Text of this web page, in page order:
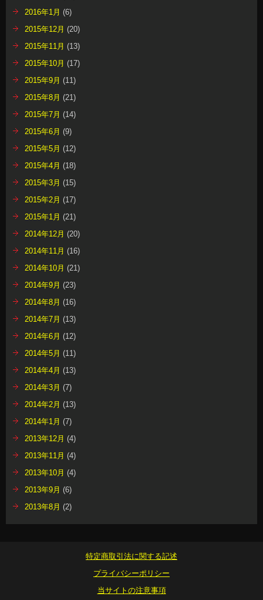
2016年1月 (6)
2015年12月 (20)
2015年11月 (13)
2015年10月 (17)
2015年9月 (11)
2015年8月 (21)
2015年7月 (14)
2015年6月 (9)
2015年5月 (12)
2015年4月 (18)
2015年3月 (15)
2015年2月 (17)
2015年1月 (21)
2014年12月 (20)
2014年11月 (16)
2014年10月 (21)
2014年9月 (23)
2014年8月 (16)
2014年7月 (13)
2014年6月 (12)
2014年5月 (11)
2014年4月 (13)
2014年3月 (7)
2014年2月 (13)
2014年1月 (7)
2013年12月 (4)
2013年11月 (4)
2013年10月 (4)
2013年9月 (6)
2013年8月 (2)
特定商取引法に関する記述
プライバシーポリシー
当サイトの注意事項